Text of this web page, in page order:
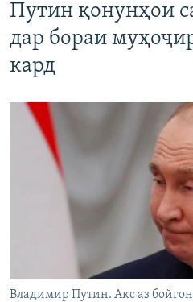
Путин қонунҳои
дар бораи
кард
Владимир Путин. Акс аз